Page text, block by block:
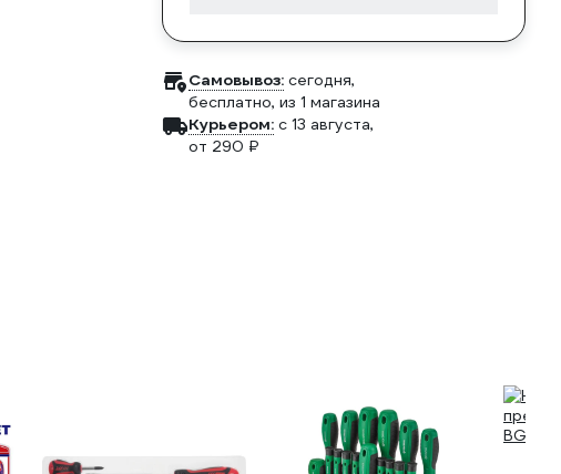
Самовывоз: сегодня,
бесплатно, из 1 магазина
Курьером: c 13 августа,
от 290 ₽